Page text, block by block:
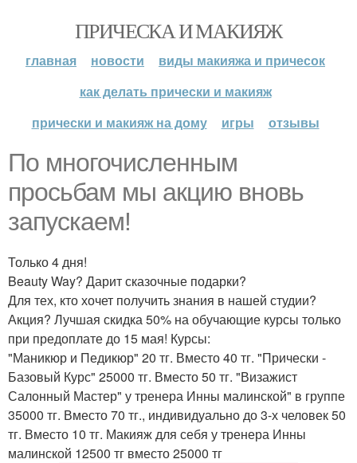
ПРИЧЕСКА И МАКИЯЖ
главная новости
виды макияжа и причесок
как делать прически и макияж
прически и макияж на дому
игры отзывы
По многочисленным
просьбам мы акцию вновь
запускаем!
Только 4 дня!
Beauty Way? Дарит сказочные подарки?
Для тех, кто хочет получить знания в нашей студии?
Акция? Лучшая скидка 50% на обучающие курсы только
при предоплате до 15 мая! Курсы:
"Маникюр и Педикюр" 20 тг. Вместо 40 тг. "Прически -
Базовый Курс" 25000 тг. Вместо 50 тг. "Визажист
Салонный Мастер" у тренера Инны малинской" в группе
35000 тг. Вместо 70 тг., индивидуально до 3-х человек 50
тг. Вместо 10 тг. Макияж для себя у тренера Инны
малинской 12500 тг вместо 25000 тг